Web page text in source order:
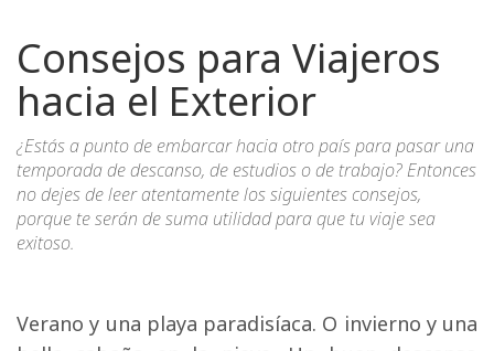
Consejos para Viajeros
hacia el Exterior
¿Estás a punto de embarcar hacia otro país para pasar una
temporada de descanso, de estudios o de trabajo? Entonces
no dejes de leer atentamente los siguientes consejos,
porque te serán de suma utilidad para que tu viaje sea
exitoso.
Verano y una playa paradisíaca. O invierno y una